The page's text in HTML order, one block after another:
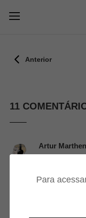
Para
Anterior
11
Artur
Ótima